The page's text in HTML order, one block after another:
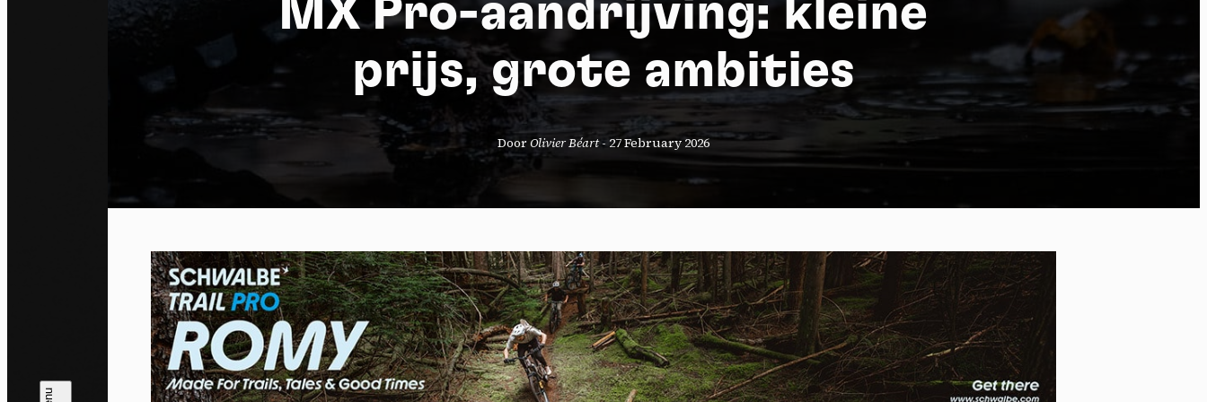
MX Pro-aandrijving: kleine
prijs, grote ambities
DoorOlivier Béart- 27 February 2026
Cookies management panel
Privacy policy
Allow all cookies Deny all cookies